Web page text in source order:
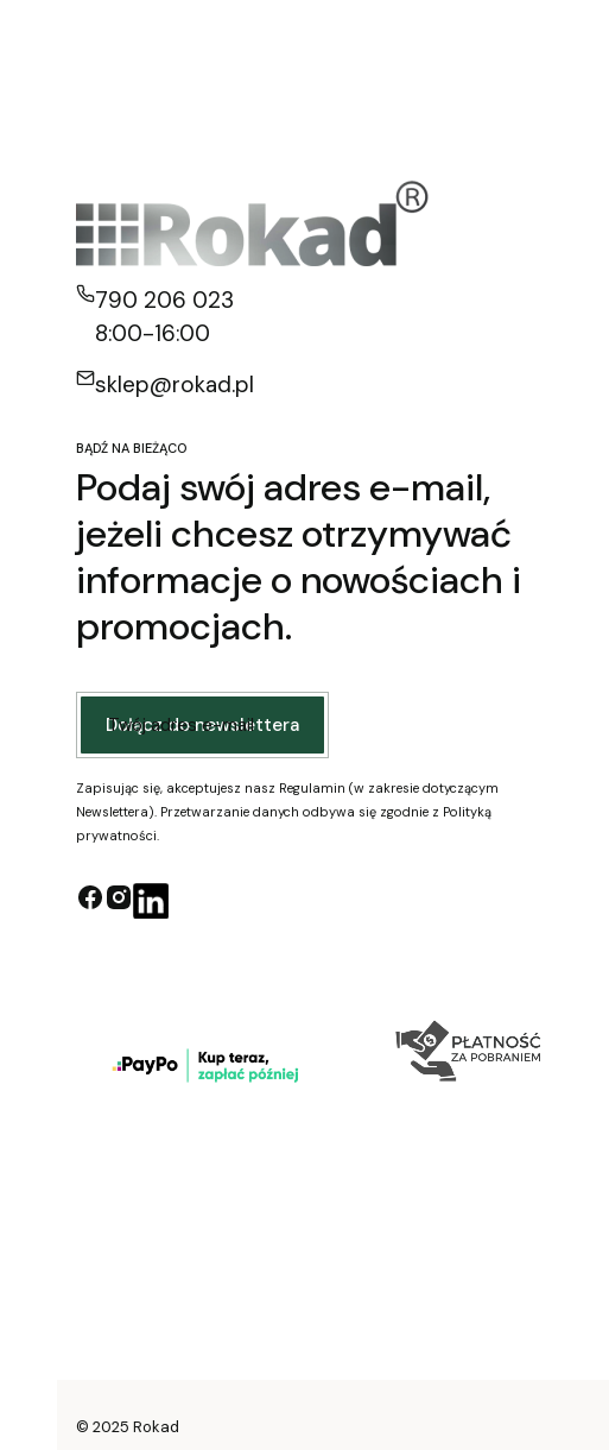
790 206 023
8:00-16:00
sklep@rokad.pl
BĄDŹ NA BIEŻĄCO
Podaj swój adres e-mail,
jeżeli chcesz otrzymywać
informacje o nowościach i
promocjach.
Twój adres e-mail
Dołącz do newslettera
Zapisując się, akceptujesz nasz Regulamin (w zakresie dotyczącym
Newslettera). Przetwarzanie danych odbywa się zgodnie z Polityką
prywatności.
© 2025 Rokad